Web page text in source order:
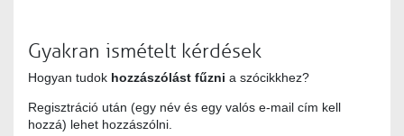
Gyakran ismételt kérdések
Hogyan tudok hozzászólást fűzni a szócikkhez?
Regisztráció után (egy név és egy valós e-mail cím kell
hozzá) lehet hozzászólni.